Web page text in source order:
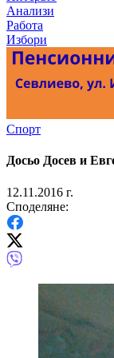
Анализи
Работа
Избори
Спорт
Досьо Досев и
12.11.2016 г.
Споделяне: